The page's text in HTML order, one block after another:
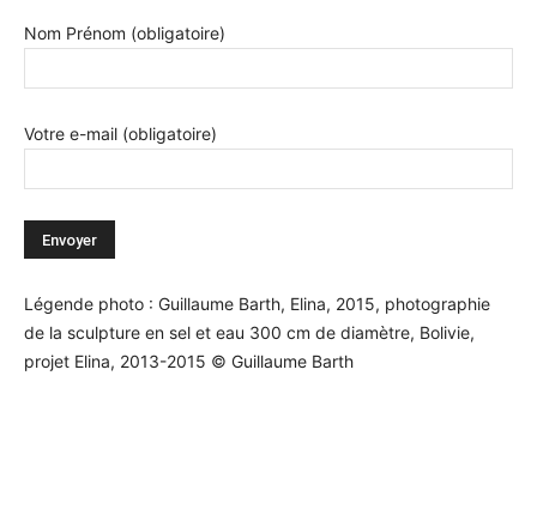
Nom Prénom (obligatoire)
Votre e-mail (obligatoire)
Légende photo : Guillaume Barth, Elina, 2015, photographie
de la sculpture en sel et eau 300 cm de diamètre, Bolivie,
projet Elina, 2013-2015 © Guillaume Barth